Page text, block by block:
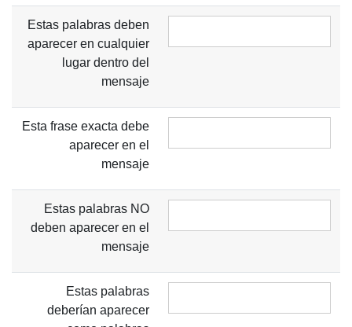
Estas palabras deben
aparecer en cualquier
lugar dentro del
mensaje
Esta frase exacta debe
aparecer en el
mensaje
Estas palabras NO
deben aparecer en el
mensaje
Estas palabras
deberían aparecer